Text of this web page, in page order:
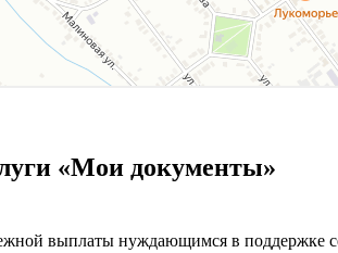
«Мои документы»
выплаты нуждающимся в поддержке